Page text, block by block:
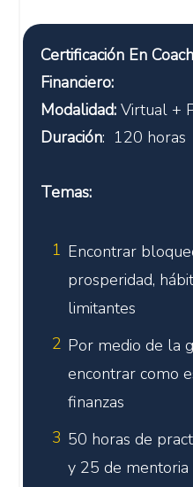
Certificación En
Financiero:
Modalidad: Virtual +
Duración: 120 horas
Temas:
1 Encontrar
prosperidad,
limitantes
2 Por medio de la
encontrar como
finanzas
3 50 horas de
y 25 de mentoria